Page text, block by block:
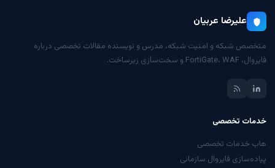
علیرضا عربیان
متخصص شبکه و امنیت شبکه، مدرس و نویسنده مقالات تخصصی درباره
فایروال، FortiGate، WAF و سخت‌سازی زیرساخت.
خدمات تخصصی
هاب خدمات تخصصی
پیاده‌سازی فایروال سازمانی